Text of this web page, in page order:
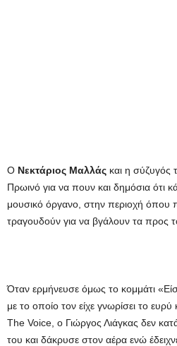
Ο Νεκτάριος Μαλλάς και η σύζυγός
Πρωινό για να πουν και δημόσια ότι
μουσικό όργανο, στην περιοχή όπου
τραγουδούν για να βγάλουν τα προς
Όταν ερμήνευσε όμως το κομμάτι
με το οποίο τον είχε γνωρίσει το
The Voice, ο Γιώργος Λιάγκας δεν
του και δάκρυσε στον αέρα ενώ